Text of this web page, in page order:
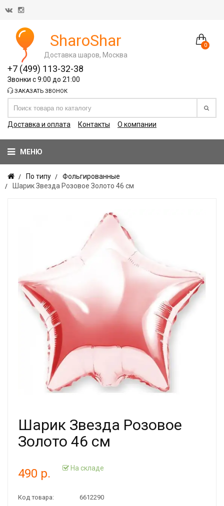
0
SharoShar
Доставка шаров, Москва
+7 (499) 113-32-38
Звонки с 9:00 до 21:00
ЗАКАЗАТЬ ЗВОНОК
Доставка и оплата Контакты О компании
МЕНЮ
По типу
Фольгированные
Шарик Звезда Розовое Золото 46 см
Шарик Звезда Розовое
Золото 46 см
490 р. На складе
Код товара: 6612290